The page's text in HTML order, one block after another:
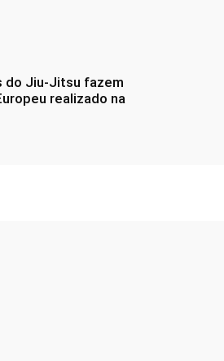
do Jiu-Jitsu fazem
realizado na